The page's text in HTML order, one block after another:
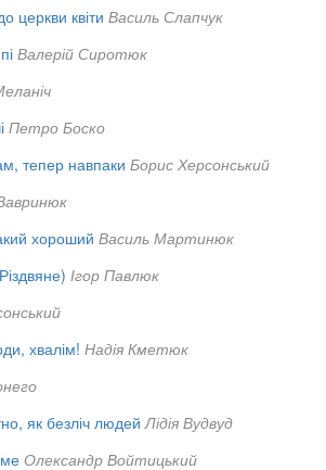
церкви квіти Василь Слапчук
Валерій Сиротюк
Петро Боско
тепер навпаки Борис Херсонський
хороший Василь Мартинюк
Ігор Павлюк
хвалім! Надія Кметюк
як безліч людей Лідія Вудвуд
Олександр Войтицький